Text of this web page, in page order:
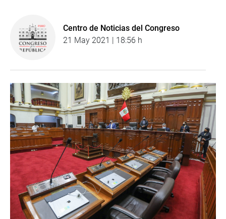
Centro de Noticias del Congreso
21 May 2021 | 18:56 h